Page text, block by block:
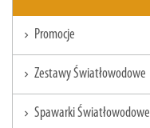
chevron_right Promocje
chevron_right Zestawy Światłowodowe
chevron_right Spawarki Światłowodowe